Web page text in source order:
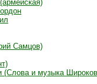
Самцов)
(Слова и музыка